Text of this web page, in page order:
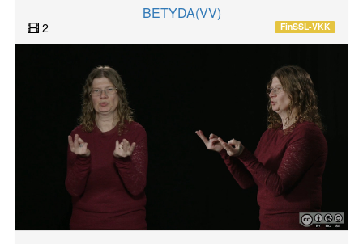
BETYDA(VV)
2 FinSSL-VKK